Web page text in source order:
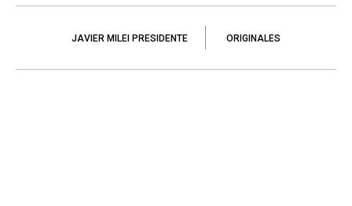
JAVIER MILEI PRESIDENTE ORIGINALES